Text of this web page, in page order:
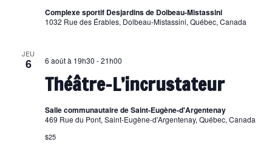
Complexe sportif Desjardins de Dolbeau-Mistassini
1032 Rue des Érables, Dolbeau-Mistassini, Québec, Canada
JEU
6
Théâtre-L’incrustateur
6 août à 19h30 -21h00
Salle communautaire de Saint-Eugène-d'Argentenay
469 Rue du Pont, Saint-Eugène-d'Argentenay, Québec, Canada
$25